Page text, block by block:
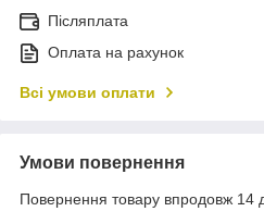
Післяплата
Оплата на рахунок
Всі умови оплати
Умови повернення
Повернення товару впродовж 14